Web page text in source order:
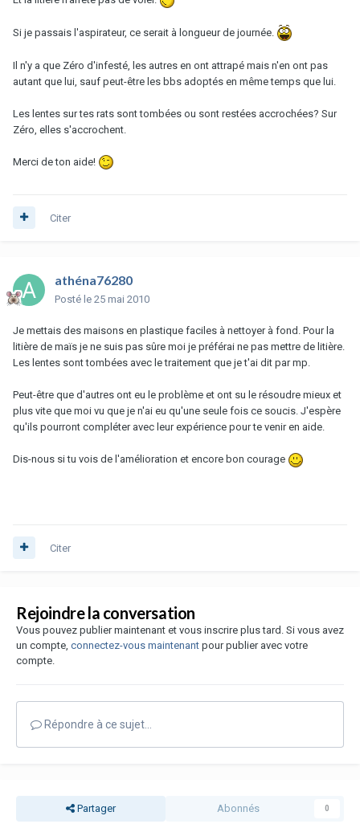
Si je passais l'aspirateur, ce serait à longueur de journée.
Il n'y a que Zéro d'infesté, les autres en ont attrapé mais n'en ont pas
autant que lui, sauf peut-être les bbs adoptés en même temps que lui.
Les lentes sur tes rats sont tombées ou sont restées accrochées? Sur
Zéro, elles s'accrochent.
Merci de ton aide!
Citer
athéna76280
Posté le 25 mai 2010
Je mettais des maisons en plastique faciles à nettoyer à fond. Pour la
litière de maïs je ne suis pas sûre moi je préférai ne pas mettre de litière.
Les lentes sont tombées avec le traitement que je t'ai dit par mp.
Peut-être que d'autres ont eu le problème et ont su le résoudre mieux et
plus vite que moi vu que je n'ai eu qu'une seule fois ce soucis. J'espère
qu'ils pourront compléter avec leur expérience pour te venir en aide.
Dis-nous si tu vois de l'amélioration et encore bon courage
Citer
Rejoindre la conversation
Vous pouvez publier maintenant et vous inscrire plus tard. Si vous avez
un compte, connectez-vous maintenant pour publier avec votre
compte.
Répondre à ce sujet…
Partager Abonnés 0